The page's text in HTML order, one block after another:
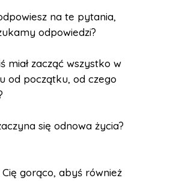
na te pytania,
odpowiedzi?
miał zacząć wszystko w
od początku, od czego
się odnowa życia?
gorąco, abyś również